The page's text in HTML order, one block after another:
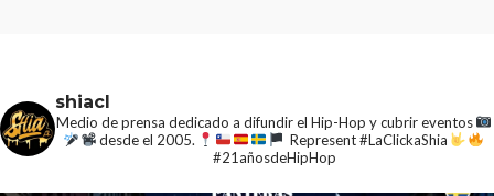
shiacl
Medio de prensa dedicado a difundir el Hip-Hop y cubrir eventos
desde el 2005.
Represent #LaClickaShia
#21añosdeHipHop